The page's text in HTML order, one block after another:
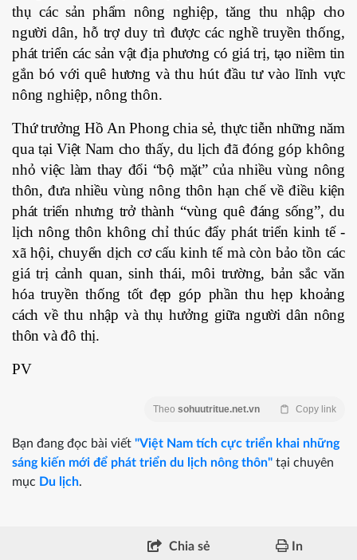
thụ các sản phẩm nông nghiệp, tăng thu nhập cho
người dân, hỗ trợ duy trì được các nghề truyền thống,
phát triển các sản vật địa phương có giá trị, tạo niềm tin
gắn bó với quê hương và thu hút đầu tư vào lĩnh vực
nông nghiệp, nông thôn.
Thứ trưởng Hồ An Phong chia sẻ, thực tiễn những năm
qua tại Việt Nam cho thấy, du lịch đã đóng góp không
nhỏ việc làm thay đổi “bộ mặt” của nhiều vùng nông
thôn, đưa nhiều vùng nông thôn hạn chế về điều kiện
phát triển nhưng trở thành “vùng quê đáng sống”, du
lịch nông thôn không chỉ thúc đẩy phát triển kinh tế -
xã hội, chuyển dịch cơ cấu kinh tế mà còn bảo tồn các
giá trị cảnh quan, sinh thái, môi trường, bản sắc văn
hóa truyền thống tốt đẹp góp phần thu hẹp khoảng
cách về thu nhập và thụ hưởng giữa người dân nông
thôn và đô thị.
PV
Theo sohuutritue.net.vn Copy link
Bạn đang đọc bài viết "Việt Nam tích cực triển khai những
sáng kiến mới để phát triển du lịch nông thôn" tại chuyên
mục Du lịch.
Chia sẻ In